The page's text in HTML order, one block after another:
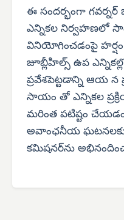
ఈ సందర్భంగా గవర్నర్
ఎన్నికల నిర్వహణలో
వినియోగించడంపై హర్షం
జూబ్లీహిల్స్ ఉప
ప్రవేశపెట్టడాన్ని ఆయ న
సాయం తో ఎన్నికల
మరింత పటిష్టం
అవాంఛనీయ ఘటనలకు
కమిషనర్‌ను